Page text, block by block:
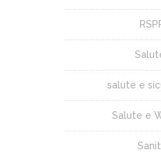
salute e
Salute e